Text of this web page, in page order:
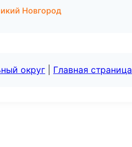
Новгород
округ Главная страница